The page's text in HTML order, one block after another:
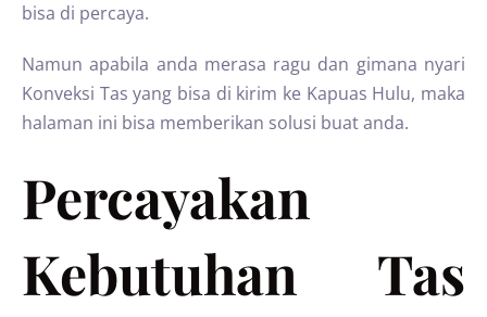
bisa di percaya.
Namun apabila anda merasa ragu dan gimana nyari
Konveksi Tas yang bisa di kirim ke Kapuas Hulu, maka
halaman ini bisa memberikan solusi buat anda.
Percayakan
Kebutuhan Tas